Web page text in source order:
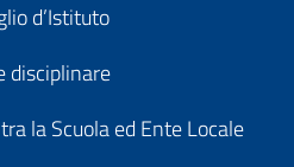
d’Istituto
disciplinare
la Scuola ed Ente Locale